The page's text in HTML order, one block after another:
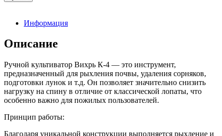
Информация
Описание
Ручной культиватор Вихрь К-4 — это инструмент,
предназначенный для рыхления почвы, удаления сорняков,
подготовки лунок и т.д. Он позволяет значительно снизить
нагрузку на спину в отличие от классической лопаты, что
особенно важно для пожилых пользователей.
Принцип работы:
Благодаря уникальной конструкции выполняется рыхление и